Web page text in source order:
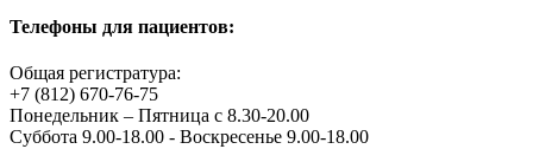
Телефоны для пациентов:
Общая регистратура:
+7 (812) 670-76-75
Понедельник – Пятница с 8.30-20.00
Суббота 9.00-18.00 - Воскресенье 9.00-18.00